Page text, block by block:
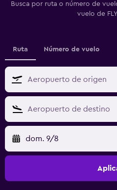
Busca por ruta o número de
vuelo de
Ruta Número de vuelo
dom. 9/8